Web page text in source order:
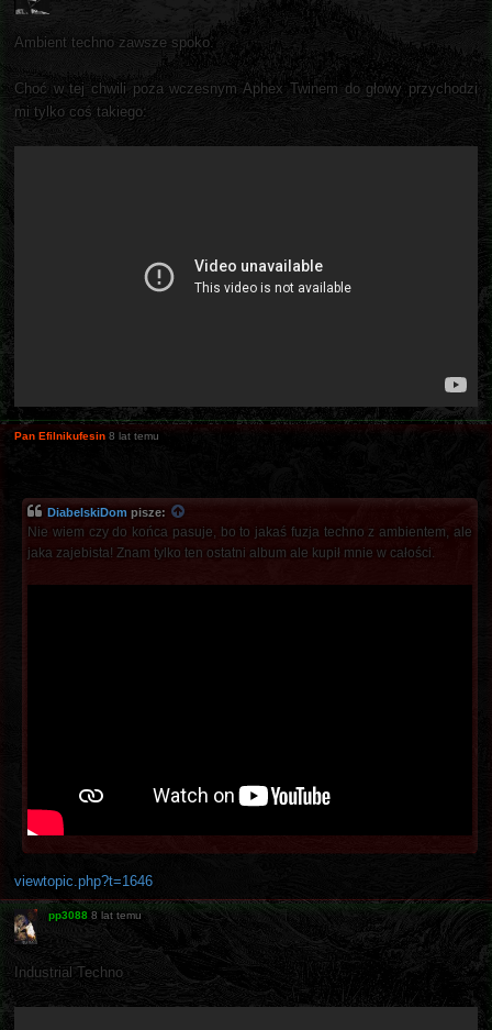
Ambient techno zawsze spoko.
Choć w tej chwili poza wczesnym Aphex Twinem do głowy przychodzi
mi tylko coś takiego:
Pan Efilnikufesin 8 lat temu
DiabelskiDom pisze:
Nie wiem czy do końca pasuje, bo to jakaś fuzja techno z ambientem, ale
jaka zajebista! Znam tylko ten ostatni album ale kupił mnie w całości.
viewtopic.php?t=1646
pp3088 8 lat temu
Industrial Techno